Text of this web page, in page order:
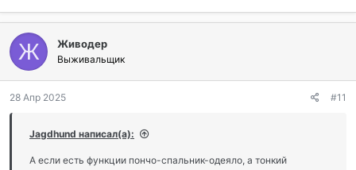
Ж Живодер
Выживальщик
28 Апр 2025 #11
Jagdhund написал(а):
А если есть функции пончо-спальник-одеяло, а тонкий